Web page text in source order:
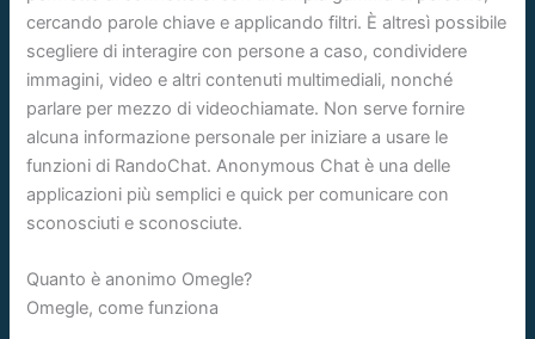
cercando parole chiave e applicando filtri. È altresì possibile
scegliere di interagire con persone a caso, condividere
immagini, video e altri contenuti multimediali, nonché
parlare per mezzo di videochiamate. Non serve fornire
alcuna informazione personale per iniziare a usare le
funzioni di RandoChat. Anonymous Chat è una delle
applicazioni più semplici e quick per comunicare con
sconosciuti e sconosciute.
Quanto è anonimo Omegle?
Omegle, come funziona